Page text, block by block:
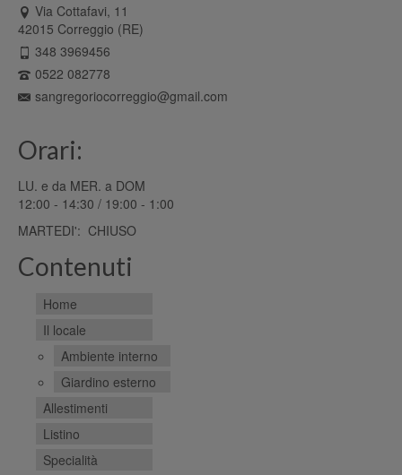
Via Cottafavi, 11
42015 Correggio (RE)
348 3969456
0522 082778
sangregoriocorreggio@gmail.com
Orari:
LU. e da MER. a DOM
12:00 - 14:30 / 19:00 - 1:00
MARTEDI': CHIUSO
Contenuti
Home
Il locale
Ambiente interno
Giardino esterno
Allestimenti
Listino
Specialità